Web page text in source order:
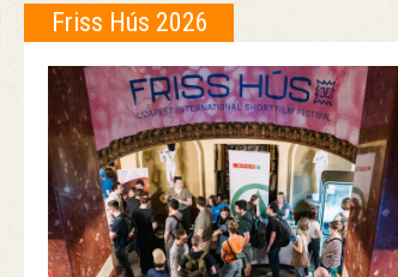
Friss Hús 2026